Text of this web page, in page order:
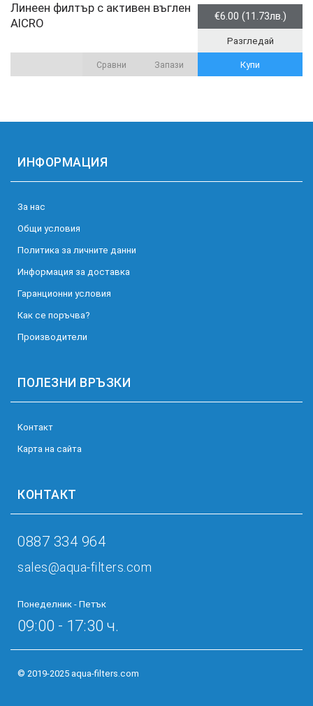
Линеен филтър с активен въглен
AICRO
€6.00 (11.73лв.)
Разгледай
Купи
Запази
Сравни
ИНФОРМАЦИЯ
За нас
Общи условия
Политика за личните данни
Информация за доставка
Гаранционни условия
Как се поръчва?
Производители
ПОЛЕЗНИ ВРЪЗКИ
Kонтакт
Карта на сайта
КОНТАКТ
0887 334 964
sales@aqua-filters.com
Понеделник - Петък
09:00 - 17:30 ч.
© 2019-2025 aqua-filters.com